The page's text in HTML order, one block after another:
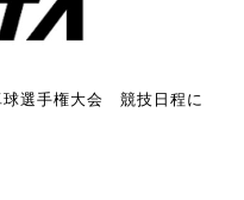
球選手権大会 競技日程に